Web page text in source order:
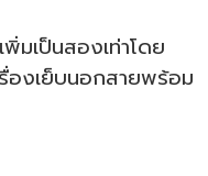
มเป็นสองเท่าโดย
รื่องเย็บนอกสายพร้อม